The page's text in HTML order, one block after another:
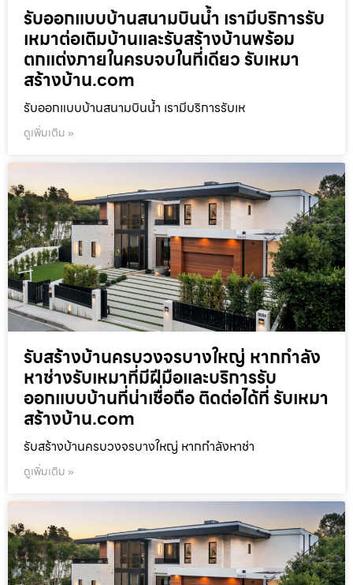
รับออกแบบบ้านสนามบินน้ำ เรามีบริการรับ
เหมาต่อเติมบ้านและรับสร้างบ้านพร้อม
ตกแต่งภายในครบจบในที่เดียว รับเหมา
สร้างบ้าน.com
รับออกแบบบ้านสนามบินน้ำ เรามีบริการรับเห
ดูเพิ่มเติม »
รับสร้างบ้านครบวงจรบางใหญ่ หากกำลัง
หาช่างรับเหมาที่มีฝีมือและบริการรับ
ออกแบบบ้านที่น่าเชื่อถือ ติดต่อได้ที่ รับเหมา
สร้างบ้าน.com
รับสร้างบ้านครบวงจรบางใหญ่ หากกำลังหาช่า
ดูเพิ่มเติม »